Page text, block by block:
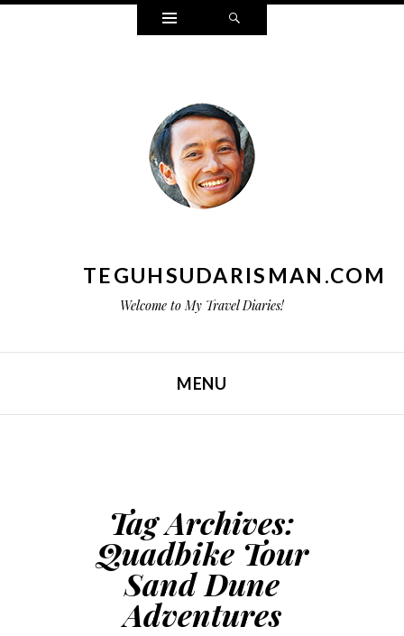
Widgets
TEGUHSUDARISMAN.COM
Welcome to My Travel Diaries!
MENU
Tag Archives:
Quadbike Tour
Sand Dune
Adventures